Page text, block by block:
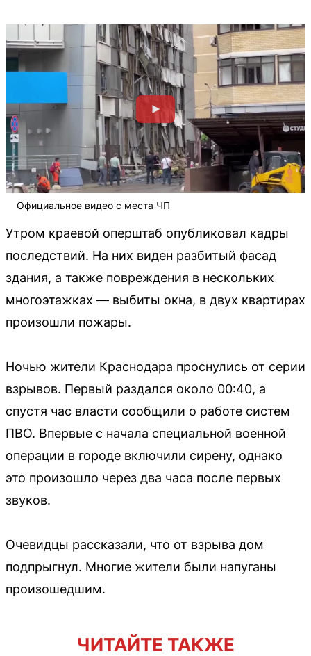
Официальное видео с места ЧП
Утром краевой оперштаб опубликовал кадры
последствий. На них виден разбитый фасад
здания, а также повреждения в нескольких
многоэтажках — выбиты окна, в двух квартирах
произошли пожары.
Ночью жители Краснодара проснулись от серии
взрывов. Первый раздался около 00:40, а
спустя час власти сообщили о работе систем
ПВО. Впервые с начала специальной военной
операции в городе включили сирену, однако
это произошло через два часа после первых
звуков.
Очевидцы рассказали, что от взрыва дом
подпрыгнул. Многие жители были напуганы
произошедшим.
ЧИТАЙТЕ ТАКЖЕ